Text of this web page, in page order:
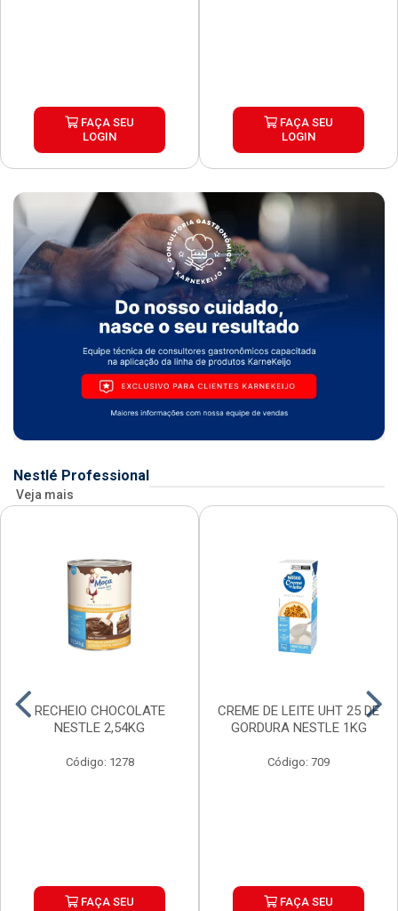
FAÇA SEU
LOGIN
FAÇA SEU
LOGIN
Nestlé Professional
Veja mais
RECHEIO CHOCOLATE
NESTLE 2,54KG
Código: 1278
FAÇA SEU
CREME DE LEITE UHT 25 DE
GORDURA NESTLE 1KG
Código: 709
FAÇA SEU